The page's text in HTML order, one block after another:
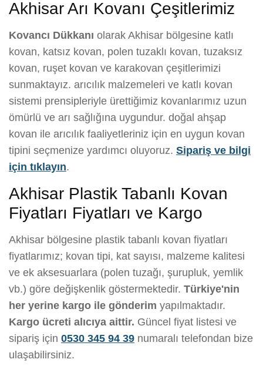
Akhisar Arı Kovanı Çeşitlerimiz
Kovancı Dükkanı olarak Akhisar bölgesine katlı
kovan, katsız kovan, polen tuzaklı kovan, tuzaksız
kovan, ruşet kovan ve karakovan çeşitlerimizi
sunmaktayız. arıcılık malzemeleri ve katlı kovan
sistemi prensipleriyle ürettiğimiz kovanlarımız uzun
ömürlü ve arı sağlığına uygundur. doğal ahşap
kovan ile arıcılık faaliyetleriniz için en uygun kovan
tipini seçmenize yardımcı oluyoruz. Sipariş ve bilgi
için tıklayın.
Akhisar Plastik Tabanlı Kovan
Fiyatları Fiyatları ve Kargo
Akhisar bölgesine plastik tabanlı kovan fiyatları
fiyatlarımız; kovan tipi, kat sayısı, malzeme kalitesi
ve ek aksesuarlara (polen tuzağı, şurupluk, yemlik
vb.) göre değişkenlik göstermektedir. Türkiye'nin
her yerine kargo ile gönderim yapılmaktadır.
Kargo ücreti alıcıya aittir. Güncel fiyat listesi ve
sipariş için 0530 345 94 39 numaralı telefondan bize
ulaşabilirsiniz.